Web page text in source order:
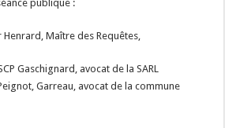
publique :
Maître des Requêtes,
Gaschignard, avocat de la SARL
Garreau, avocat de la commune